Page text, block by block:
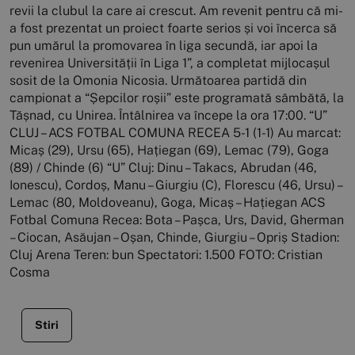
revii la clubul la care ai crescut. Am revenit pentru că mi-
a fost prezentat un proiect foarte serios și voi încerca să
pun umărul la promovarea în liga secundă, iar apoi la
revenirea Universității în Liga 1”, a completat mijlocașul
sosit de la Omonia Nicosia. Următoarea partidă din
campionat a “Șepcilor roșii” este programată sâmbătă, la
Tășnad, cu Unirea. Întâlnirea va începe la ora 17:00. “U”
CLUJ – ACS FOTBAL COMUNA RECEA 5-1 (1-1) Au marcat:
Micaș (29), Ursu (65), Hațiegan (69), Lemac (79), Goga
(89) / Chinde (6) “U” Cluj: Dinu – Takacs, Abrudan (46,
Ionescu), Cordoș, Manu – Giurgiu (C), Florescu (46, Ursu) –
Lemac (80, Moldoveanu), Goga, Micaș – Hațiegan ACS
Fotbal Comuna Recea: Bota – Pașca, Urs, David, Gherman
– Ciocan, Asăujan – Oșan, Chinde, Giurgiu – Opriș Stadion:
Cluj Arena Teren: bun Spectatori: 1.500 FOTO: Cristian
Cosma
Stiri